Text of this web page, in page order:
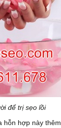
để trị sẹo lồi
hỗn hợp này thêm